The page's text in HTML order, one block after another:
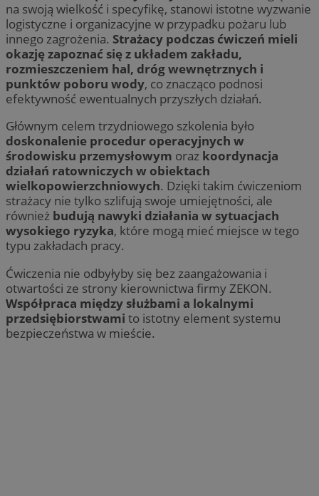
na swoją wielkość i specyfikę, stanowi istotne wyzwanie
logistyczne i organizacyjne w przypadku pożaru lub
innego zagrożenia. Strażacy podczas ćwiczeń mieli
okazję zapoznać się z układem zakładu,
rozmieszczeniem hal, dróg wewnętrznych i
punktów poboru wody, co znacząco podnosi
efektywność ewentualnych przyszłych działań.
Głównym celem trzydniowego szkolenia było
doskonalenie procedur operacyjnych w
środowisku przemysłowym oraz koordynacja
działań ratowniczych w obiektach
wielkopowierzchniowych. Dzięki takim ćwiczeniom
strażacy nie tylko szlifują swoje umiejętności, ale
również budują nawyki działania w sytuacjach
wysokiego ryzyka, które mogą mieć miejsce w tego
typu zakładach pracy.
Ćwiczenia nie odbyłyby się bez zaangażowania i
otwartości ze strony kierownictwa firmy ZEKON.
Współpraca między służbami a lokalnymi
przedsiębiorstwami to istotny element systemu
bezpieczeństwa w mieście.